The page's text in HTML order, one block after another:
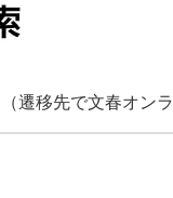
（遷移先で文春オンラ